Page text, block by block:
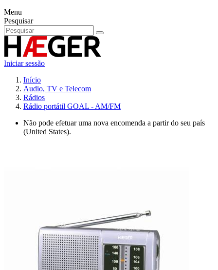
Menu
Pesquisar
Iniciar sessão
Início
Audio, TV e Telecom
Rádios
Rádio portátil GOAL - AM/FM
Não pode efetuar uma nova encomenda a partir do seu país
(United States).